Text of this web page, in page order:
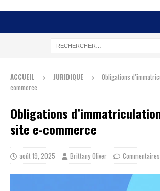
ACCUEIL JURIDIQUE
Obligations
commerce
Obligations
site e-commerce
août 19, 2025 Brittany Oliver